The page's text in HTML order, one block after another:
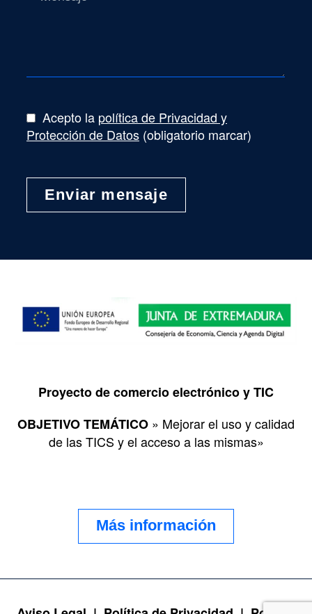
Acepto la política de Privacidad y
Protección de Datos (obligatorio marcar)
Proyecto de comercio electrónico y TIC
OBJETIVO TEMÁTICO » Mejorar el uso y calidad
de las TICS y el acceso a las mismas»
Más información